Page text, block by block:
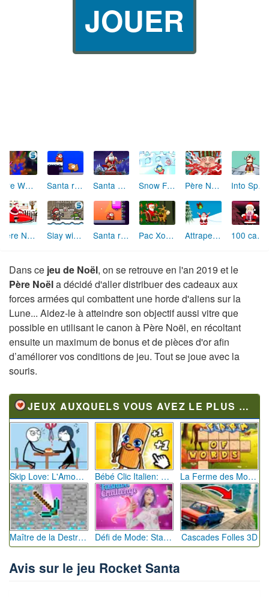
JOUER
Fire Work Out Santa run : 60 seconds Santa Rockstar 4 Snow Fortress Attack Père Noël Coiffure tendance 2 Into Space 3 : Xmas Story
Père Noël : Scooter des neiges Slay with Santa Santa run 2 Pac Xon de Noël Attrape les jouets 100 cadeaux pour Noël
Dans ce jeu de Noël, on se retrouve en l'an 2019 et le
Père Noëla décidé d'aller distribuer des cadeaux aux
forces armées qui combattent une horde d'aliens sur la
Lune... Aidez-le à atteindre son objectif aussi vitre que
possible en utilisant le canon à Père Noël, en récoltant
ensuite un maximum de bonus et de pièces d'or afin
d’améliorer vos conditions de jeu. Tout se joue avec la
souris.
JEUX AUXQUELS VOUS AVEZ LE PLUS JOUÉ
Skip Love: L'Amour en Péril Bébé Clic Italien: La Folie des Petits Bambins La Ferme des Mots - Cultivez votre Vocabulaire
Maître de la Destruction: Fusion de Pioches Défi de Mode: Star du Podium Cascades Folles 3D
Avis sur le jeu Rocket Santa